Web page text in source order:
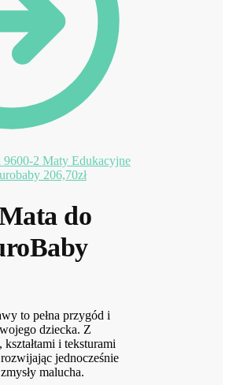
206,70zł
do
to pełna przygód i
dziecka. Z
i teksturami
jednocześnie
malucha.